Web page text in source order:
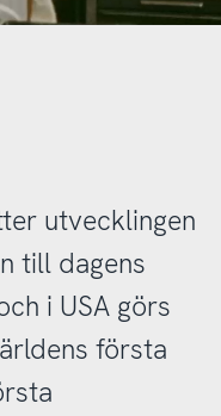
utvecklingen
till dagens
i USA görs
första